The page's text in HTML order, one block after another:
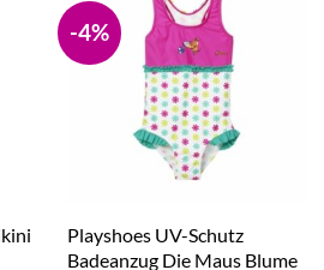
-4%
Playshoes UV-Schutz
Badeanzug Die Maus Blume